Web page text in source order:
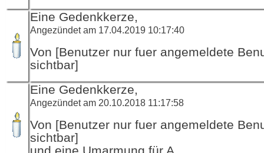
Eine Gedenkkerze,
Angezündet am 17.04.2019 10:17:40
Von [Benutzer nur fuer angemeldete
sichtbar]
Eine Gedenkkerze,
Angezündet am 20.10.2018 11:17:58
Von [Benutzer nur fuer angemeldete
sichtbar]